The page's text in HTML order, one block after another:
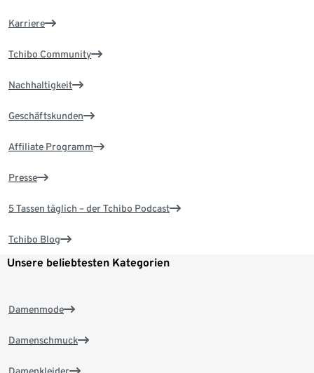
Karriere
Tchibo Community
Nachhaltigkeit
Geschäftskunden
Affiliate Programm
Presse
5 Tassen täglich – der Tchibo Podcast
Tchibo Blog
Unsere beliebtesten Kategorien
Damenmode
Damenschmuck